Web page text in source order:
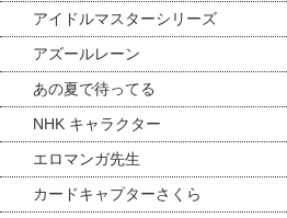
アイドルマスターシリーズ
アズールレーン
あの夏で待ってる
NHK キャラクター
エロマンガ先生
カードキャプターさくら